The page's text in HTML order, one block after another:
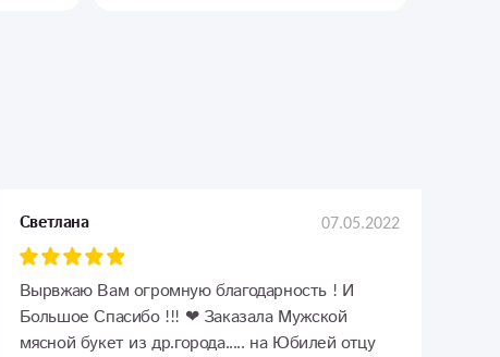
Светлана 07.05.2022
Вырвжаю Вам огромную благодарность ! И
Большое Спасибо !!! ❤ Заказала Мужской
мясной букет из др.города..... на Юбилей отцу